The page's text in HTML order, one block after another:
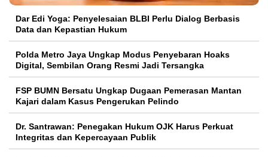
Dar Edi Yoga: Penyelesaian BLBI Perlu Dialog Berbasis
Data dan Kepastian Hukum
Polda Metro Jaya Ungkap Modus Penyebaran Hoaks
Digital, Sembilan Orang Resmi Jadi Tersangka
FSP BUMN Bersatu Ungkap Dugaan Pemerasan Mantan
Kajari dalam Kasus Pengerukan Pelindo
Dr. Santrawan: Penegakan Hukum OJK Harus Perkuat
Integritas dan Kepercayaan Publik